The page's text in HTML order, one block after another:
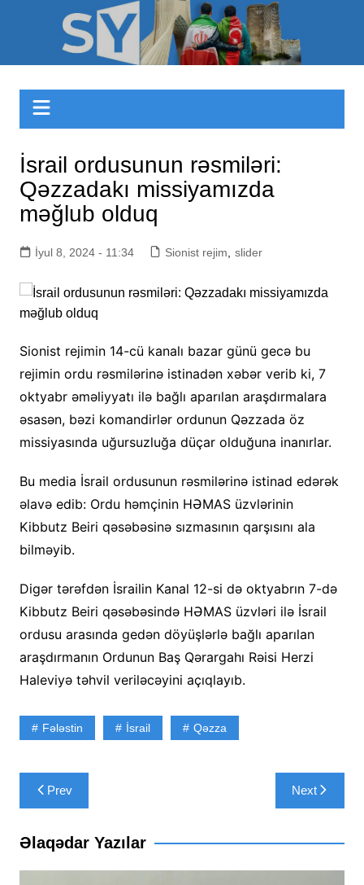
Sizinyol.org
İsrail ordusunun rəsmiləri:
Qəzzadakı missiyamızda
məğlub olduq
İyul 8, 2024 - 11:34 Sionist rejim slider
Sionist rejimin 14-cü kanalı bazar günü gecə bu
rejimin ordu rəsmilərinə istinadən xəbər verib ki, 7
oktyabr əməliyyatı ilə bağlı aparılan araşdırmalara
əsasən, bəzi komandirlər ordunun Qəzzada öz
missiyasında uğursuzluğa düçar olduğuna inanırlar.
Bu media İsrail ordusunun rəsmilərinə istinad edərək
əlavə edib: Ordu həmçinin HƏMAS üzvlərinin
Kibbutz Beiri qəsəbəsinə sızmasının qarşısını ala
bilməyib.
Digər tərəfdən İsrailin Kanal 12-si də oktyabrın 7-də
Kibbutz Beiri qəsəbəsində HƏMAS üzvləri ilə İsrail
ordusu arasında gedən döyüşlərlə bağlı aparılan
araşdırmanın Ordunun Baş Qərargahı Rəisi Herzi
Haleviyə təhvil veriləcəyini açıqlayıb.
Fələstin İsrail Qəzza
Yazı
naviqasiyası
Prev Next
Əlaqədar Yazılar